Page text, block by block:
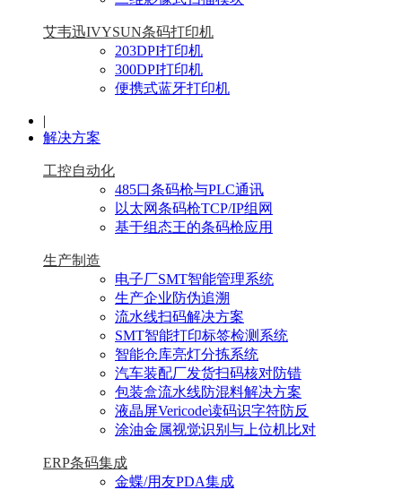
艾韦迅IVYSUN条码打印机
203DPI打印机
300DPI打印机
便携式蓝牙打印机
|
解决方案
工控自动化
485口条码枪与PLC通讯
以太网条码枪TCP/IP组网
基于组态王的条码枪应用
生产制造
电子厂SMT智能管理系统
生产企业防伪追溯
流水线扫码解决方案
SMT智能打印标签检测系统
智能仓库亮灯分拣系统
汽车装配厂发货扫码核对防错
包装盒流水线防混料解决方案
液晶屏Vericode读码识字符防反
涂油金属视觉识别与上位机比对
ERP条码集成
金蝶/用友PDA集成